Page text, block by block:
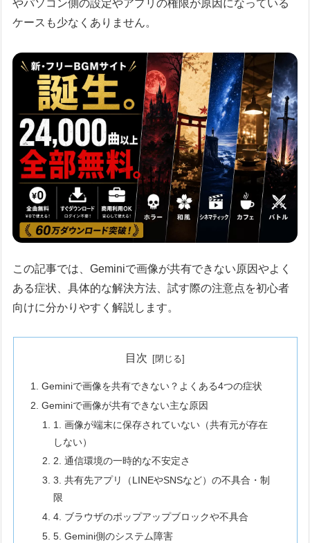
やパソコン側の設定やアプリの権限が原因になっている
ケースも少なくありません。
この記事では、Geminiで画像が共有できない原因やよく
ある症状、具体的な解決方法、試す際の注意点を初心者
向けに分かりやすく解説します。
目次
Geminiで画像を共有できない？よくある4つの症状
Geminiで画像が共有できない主な原因
1. 画像が端末に保存されていない（共有元が存在
しない）
2. 通信環境の一時的な不安定さ
3. 共有先アプリ（LINEやSNSなど）の不具合・制
限
4. ブラウザのポップアップブロックや不具合
5. Gemini側のシステム障害